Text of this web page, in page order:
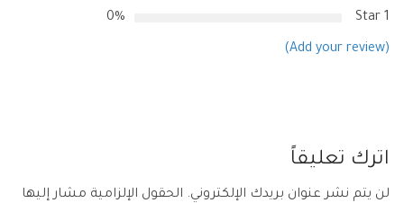
1 Star
0%
(Add your review)
اترك تعليقاً
لن يتم نشر عنوان بريدك الإلكتروني. الحقول الإلزامية مشار إليها